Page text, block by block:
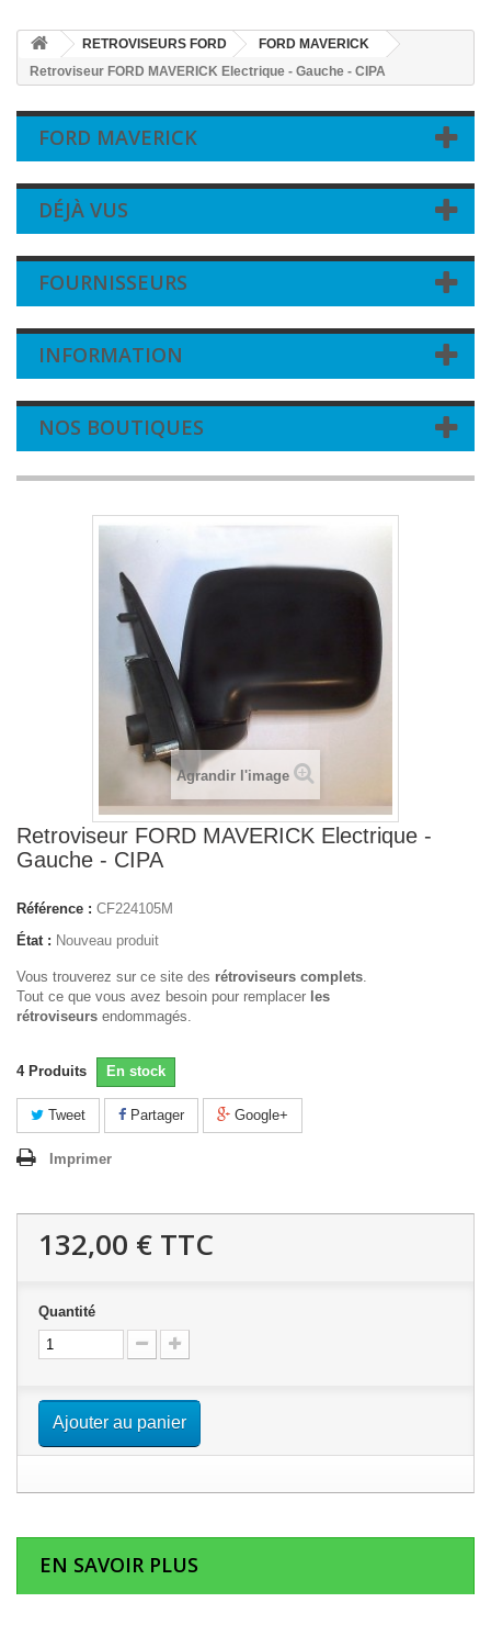
RETROVISEURS FORD
FORD MAVERICK
Retroviseur FORD MAVERICK Electrique - Gauche - CIPA
FORD MAVERICK
DÉJÀ VUS
FOURNISSEURS
INFORMATION
NOS BOUTIQUES
Agrandir l'image
Retroviseur FORD MAVERICK Electrique -
Gauche - CIPA
Référence : CF224105M
État : Nouveau produit
Vous trouverez sur ce site des rétroviseurs complets.
Tout ce que vous avez besoin pour remplacer les
rétroviseurs endommagés.
4 Produits En stock
Tweet Partager Google+
Imprimer
132,00 € TTC
Quantité
Ajouter au panier
EN SAVOIR PLUS